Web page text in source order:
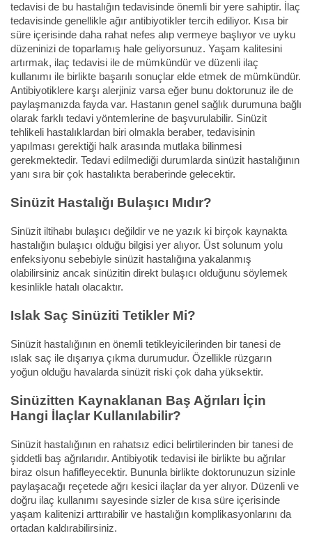
tedavisi de bu hastalığın tedavisinde önemli bir yere sahiptir. İlaç
tedavisinde genellikle ağır antibiyotikler tercih ediliyor. Kısa bir
süre içerisinde daha rahat nefes alıp vermeye başlıyor ve uyku
düzeninizi de toparlamış hale geliyorsunuz. Yaşam kalitesini
artırmak, ilaç tedavisi ile de mümkündür ve düzenli ilaç
kullanımı ile birlikte başarılı sonuçlar elde etmek de mümkündür.
Antibiyotiklere karşı alerjiniz varsa eğer bunu doktorunuz ile de
paylaşmanızda fayda var. Hastanın genel sağlık durumuna bağlı
olarak farklı tedavi yöntemlerine de başvurulabilir. Sinüzit
tehlikeli hastalıklardan biri olmakla beraber, tedavisinin
yapılması gerektiği halk arasında mutlaka bilinmesi
gerekmektedir. Tedavi edilmediği durumlarda sinüzit hastalığının
yanı sıra bir çok hastalıkta beraberinde gelecektir.
Sinüzit Hastalığı Bulaşıcı Mıdır?
Sinüzit iltihabı bulaşıcı değildir ve ne yazık ki birçok kaynakta
hastalığın bulaşıcı olduğu bilgisi yer alıyor. Üst solunum yolu
enfeksiyonu sebebiyle sinüzit hastalığına yakalanmış
olabilirsiniz ancak sinüzitin direkt bulaşıcı olduğunu söylemek
kesinlikle hatalı olacaktır.
Islak Saç Sinüziti Tetikler Mi?
Sinüzit hastalığının en önemli tetikleyicilerinden bir tanesi de
ıslak saç ile dışarıya çıkma durumudur. Özellikle rüzgarın
yoğun olduğu havalarda sinüzit riski çok daha yüksektir.
Sinüzitten Kaynaklanan Baş Ağrıları İçin
Hangi İlaçlar Kullanılabilir?
Sinüzit hastalığının en rahatsız edici belirtilerinden bir tanesi de
şiddetli baş ağrılarıdır. Antibiyotik tedavisi ile birlikte bu ağrılar
biraz olsun hafifleyecektir. Bununla birlikte doktorunuzun sizinle
paylaşacağı reçetede ağrı kesici ilaçlar da yer alıyor. Düzenli ve
doğru ilaç kullanımı sayesinde sizler de kısa süre içerisinde
yaşam kalitenizi arttırabilir ve hastalığın komplikasyonlarını da
ortadan kaldırabilirsiniz.